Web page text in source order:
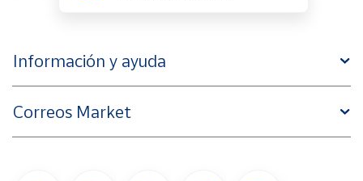
Información y ayuda
Correos Market